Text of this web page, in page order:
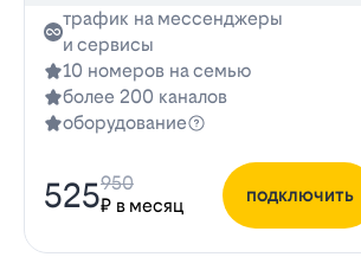
трафик на мессенджеры
и сервисы
10 номеров на семью
более 200 каналов
оборудование
525₽ в месяц
950
подключить